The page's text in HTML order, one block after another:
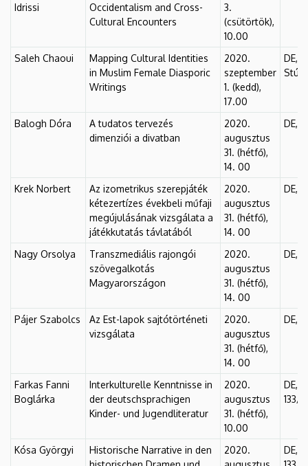
Idrissi
Occidentalism and Cross-
Cultural Encounters
3.
(csütörtök),
10.00
Saleh Chaoui
Mapping Cultural Identities
in Muslim Female Diasporic
Writings
2020.
szeptember
1. (kedd),
17.00
DE,
Balogh Dóra
A tudatos tervezés
dimenziói a divatban
2020.
augusztus
31. (hétfő),
14. 00
DE,
Krek Norbert
Az izometrikus szerepjáték
kétezertízes évekbeli műfaji
megújulásának vizsgálata a
játékkutatás távlatából
2020.
augusztus
31. (hétfő),
14. 00
DE,
Nagy Orsolya
Transzmediális rajongói
szövegalkotás
Magyarországon
2020.
augusztus
31. (hétfő),
14. 00
DE,
Pájer Szabolcs
Az Est-lapok sajtótörténeti
vizsgálata
2020.
augusztus
31. (hétfő),
14. 00
DE,
Farkas Fanni
Boglárka
Interkulturelle Kenntnisse in
der deutschsprachigen
Kinder- und Jugendliteratur
2020.
augusztus
31. (hétfő),
10.00
DE,
133/
Kósa Györgyi
Historische Narrative in den
2020.
DE,